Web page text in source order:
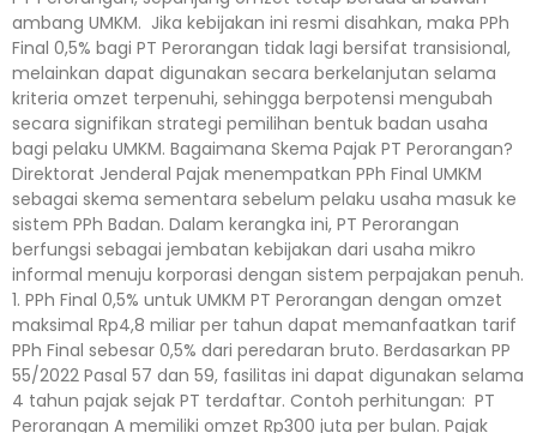
ambang UMKM. Jika kebijakan ini resmi disahkan, maka PPh
Final 0,5% bagi PT Perorangan tidak lagi bersifat transisional,
melainkan dapat digunakan secara berkelanjutan selama
kriteria omzet terpenuhi, sehingga berpotensi mengubah
secara signifikan strategi pemilihan bentuk badan usaha
bagi pelaku UMKM. Bagaimana Skema Pajak PT Perorangan?
Direktorat Jenderal Pajak menempatkan PPh Final UMKM
sebagai skema sementara sebelum pelaku usaha masuk ke
sistem PPh Badan. Dalam kerangka ini, PT Perorangan
berfungsi sebagai jembatan kebijakan dari usaha mikro
informal menuju korporasi dengan sistem perpajakan penuh.
1. PPh Final 0,5% untuk UMKM PT Perorangan dengan omzet
maksimal Rp4,8 miliar per tahun dapat memanfaatkan tarif
PPh Final sebesar 0,5% dari peredaran bruto. Berdasarkan PP
55/2022 Pasal 57 dan 59, fasilitas ini dapat digunakan selama
4 tahun pajak sejak PT terdaftar. Contoh perhitungan: PT
Perorangan A memiliki omzet Rp300 juta per bulan. Pajak